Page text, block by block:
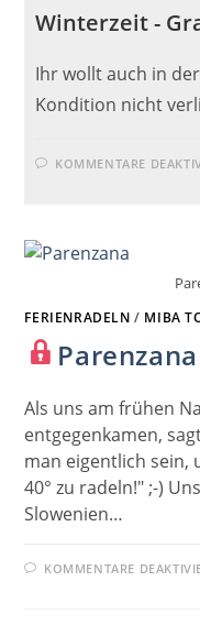
Winterzeit -
Ihr wollt auch in
Kondition nicht
KOMMENTARE
FERIENRADELN / MIBA
Parenzana
Als uns am frühen
entgegenkamen,
man eigentlich sein,
40° zu radeln!" ;-)
Slowenien…
KOMMENTARE